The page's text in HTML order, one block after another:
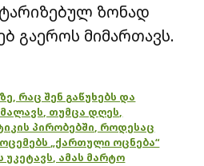
ზონად
გაეროს მიმართავს.
რაც შენ გაწუხებს და
თუმცა დღეს,
პირობებში, როდესაც
„ქართული ოცნება“
ამას მარტო